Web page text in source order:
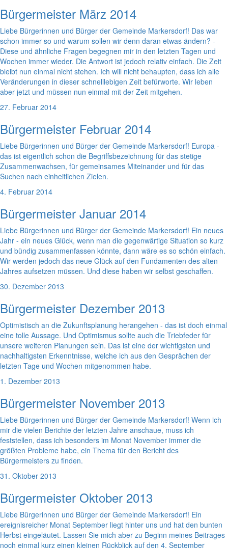
Bürgermeister März 2014
Liebe Bürgerinnen und Bürger der Gemeinde Markersdorf! Das war
schon immer so und warum sollen wir denn daran etwas ändern? -
Diese und ähnliche Fragen begegnen mir in den letzten Tagen und
Wochen immer wieder. Die Antwort ist jedoch relativ einfach. Die Zeit
bleibt nun einmal nicht stehen. Ich will nicht behaupten, dass ich alle
Veränderungen in dieser schnelllebigen Zeit befürworte. Wir leben
aber jetzt und müssen nun einmal mit der Zeit mitgehen.
27. Februar 2014
Bürgermeister Februar 2014
Liebe Bürgerinnen und Bürger der Gemeinde Markersdorf! Europa -
das ist eigentlich schon die Begriffsbezeichnung für das stetige
Zusammenwachsen, für gemeinsames Miteinander und für das
Suchen nach einheitlichen Zielen.
4. Februar 2014
Bürgermeister Januar 2014
Liebe Bürgerinnen und Bürger der Gemeinde Markersdorf! Ein neues
Jahr - ein neues Glück, wenn man die gegenwärtige Situation so kurz
und bündig zusammenfassen könnte, dann wäre es so schön einfach.
Wir werden jedoch das neue Glück auf den Fundamenten des alten
Jahres aufsetzen müssen. Und diese haben wir selbst geschaffen.
30. Dezember 2013
Bürgermeister Dezember 2013
Optimistisch an die Zukunftsplanung herangehen - das ist doch einmal
eine tolle Aussage. Und Optimismus sollte auch die Triebfeder für
unsere weiteren Planungen sein. Das ist eine der wichtigsten und
nachhaltigsten Erkenntnisse, welche ich aus den Gesprächen der
letzten Tage und Wochen mitgenommen habe.
1. Dezember 2013
Bürgermeister November 2013
Liebe Bürgerinnen und Bürger der Gemeinde Markersdorf! Wenn ich
mir die vielen Berichte der letzten Jahre anschaue, muss ich
feststellen, dass ich besonders im Monat November immer die
größten Probleme habe, ein Thema für den Bericht des
Bürgermeisters zu finden.
31. Oktober 2013
Bürgermeister Oktober 2013
Liebe Bürgerinnen und Bürger der Gemeinde Markersdorf! Ein
ereignisreicher Monat September liegt hinter uns und hat den bunten
Herbst eingeläutet. Lassen Sie mich aber zu Beginn meines Beitrages
noch einmal kurz einen kleinen Rückblick auf den 4. September